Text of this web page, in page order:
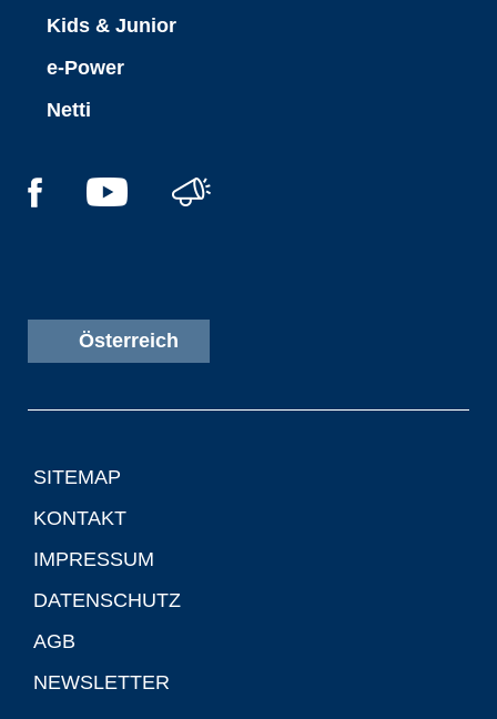
Kids & Junior
e-Power
Netti
Österreich
SITEMAP
KONTAKT
IMPRESSUM
DATENSCHUTZ
AGB
NEWSLETTER